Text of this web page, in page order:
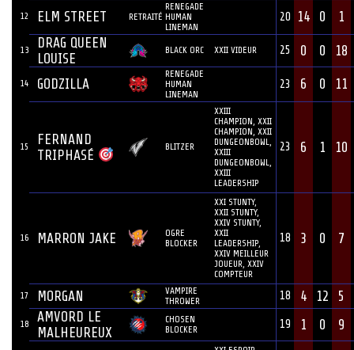
12 ELM STREET RETRAITÉ
RENEGADE
HUMAN
LINEMAN
20 14 0 1
13
DRAG QUEEN
LOUISE
BLACK ORC XXII VIDEUR 25 0 0 18
14 GODZILLA
RENEGADE
HUMAN
LINEMAN
23 6 0 11
15
FERNAND
TRIPHASÉ
BLITZER
XXIII
CHAMPION, XXII
CHAMPION, XXII
DUNGEONBOWL,
XXIII
DUNGEONBOWL,
XXIII
LEADERSHIP
23 6 1 10
16 MARRON JAKE
OGRE
BLOCKER
XXI STUNTY,
XXII STUNTY,
XXIV STUNTY,
XXII
LEADERSHIP,
XXIV MEILLEUR
JOUEUR, XXIV
COMPTEUR
18 3 0 7
17 MORGAN
VAMPIRE
THROWER
18 4 12 5
18
AMVORD LE
MALHEUREUX
CHOSEN
BLOCKER
19 1 0 9